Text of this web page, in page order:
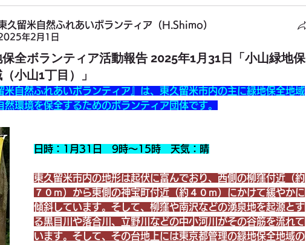
久留米自然ふれあいボランティア（H.Shimo）
年2月1日
全ボランティア活動報告 2025年1月31日「小山緑地保
小山1丁目）」
米自然ふれあいボランティア』は、東久留米市内の主に緑地保全地域
然環境を保全するためのボランティア団体です。
日時：1月31日　9時～15時　天気：晴
東久留米市内の地形は起伏に富んでおり、西側の柳窪付近（約
７０ｍ）から東側の神宝町付近（約４０ｍ）にかけて緩やかに
傾斜しています。そして、柳窪や南沢などの湧泉地を起源とす
る黒目川や落合川、立野川などの中小河川がその谷筋を流れて
います。そして、その台地上には東京都管理の緑地保全地域の